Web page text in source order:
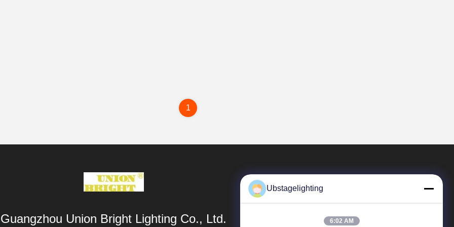
1
Guangzhou Union Bright Lighting Co., Ltd.
Ubstagelighting
6:02 AM